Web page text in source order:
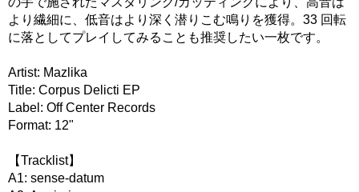
より繊細に、低音はより深く潜りこむ鳴りを獲得。33 回転
に落としてプレイしてみることも推奨したい一枚です。
Artist: Mazlika
Title: Corpus Delicti EP
Label: Off Center Records
Format: 12"
【Tracklist】
A1: sense-datum